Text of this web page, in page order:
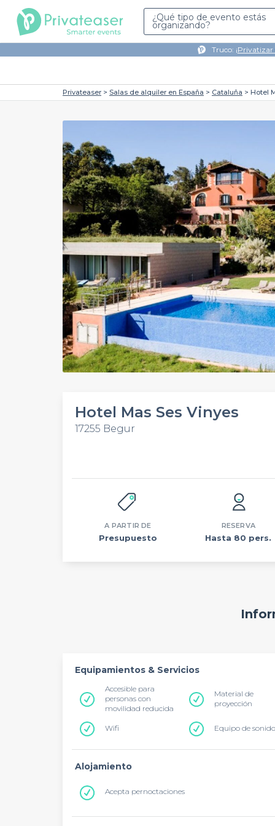
¿Qué tipo de evento estás
organizando?
Truco: ¡Privatizar
Privateaser Salas de alquiler en España Cataluña Hotel
Hotel Mas Ses Vinyes
17255 Begur
A PARTIR DE
Presupuesto
RESERVA
Hasta 80 pers.
Equipamientos & Servicios
Accesible para
personas con
movilidad reducida
Material de
proyección
Wifi Equipo de sonido
Alojamiento
Acepta pernoctaciones